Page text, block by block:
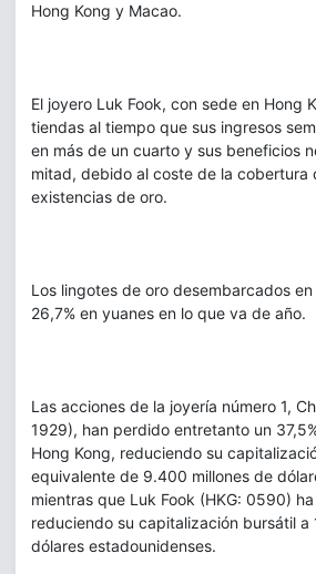
Hong Kong y Macao.
El joyero Luk Fook, con sede en Hong
tiendas al tiempo que sus ingresos
en más de un cuarto y sus beneficios
mitad, debido al coste de la cobertura
existencias de oro.
Los lingotes de oro desembarcados
26,7% en yuanes en lo que va de año.
Las acciones de la joyería número 1,
1929), han perdido entretanto un
Hong Kong, reduciendo su
equivalente de 9.400 millones de
mientras que Luk Fook (HKG: 0590)
reduciendo su capitalización bursátil a
dólares estadounidenses.